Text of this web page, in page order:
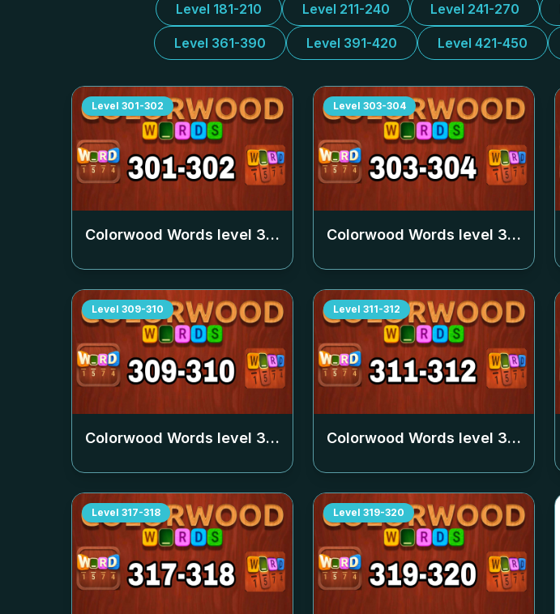
Level 181-210 Level 211-240 Level 241-270
Level 361-390 Level 391-420 Level 421-450
Level 301-302
Colorwood Words level 301-302
Level 303-304
Colorwood Words level 303-304
Level 309-310
Colorwood Words level 309-310
Level 311-312
Colorwood Words level 311-312
Level 317-318 Level 319-320